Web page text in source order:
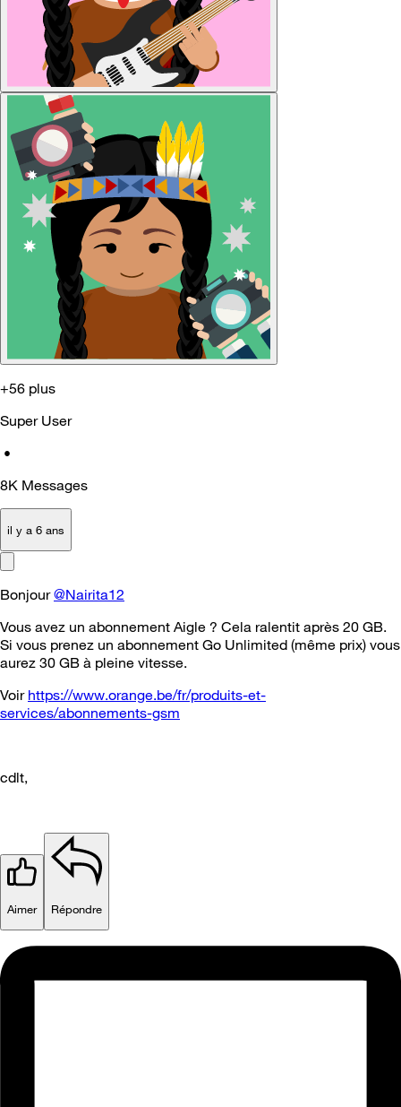
+56 plus
Super User
•
8K Messages
il y a 6 ans
Bonjour@Nairita12
Vous avez un abonnement Aigle ? Cela ralentit après 20 GB.
Si vous prenez un abonnement Go Unlimited (même prix) vous
aurez 30 GB à pleine vitesse.
Voir https://www.orange.be/fr/produits-et-
services/abonnements-gsm
cdlt,
Aimer Répondre